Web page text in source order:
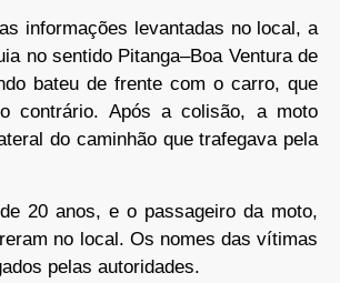
informações levantadas no local, a
no sentido Pitanga–Boa Ventura de
bateu de frente com o carro, que
contrário. Após a colisão, a moto
do caminhão que trafegava pela
20 anos, e o passageiro da moto,
no local. Os nomes das vítimas
pelas autoridades.